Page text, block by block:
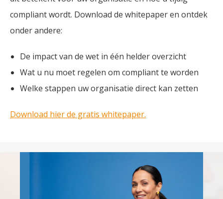
compliant wordt. Download de whitepaper en ontdek
onder andere:
De impact van de wet in één helder overzicht
Wat u nu moet regelen om compliant te worden
Welke stappen uw organisatie direct kan zetten
Download hier de gratis whitepaper.